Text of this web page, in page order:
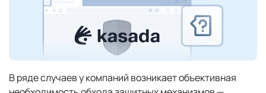
В ряде случаев у компаний возникает объективная